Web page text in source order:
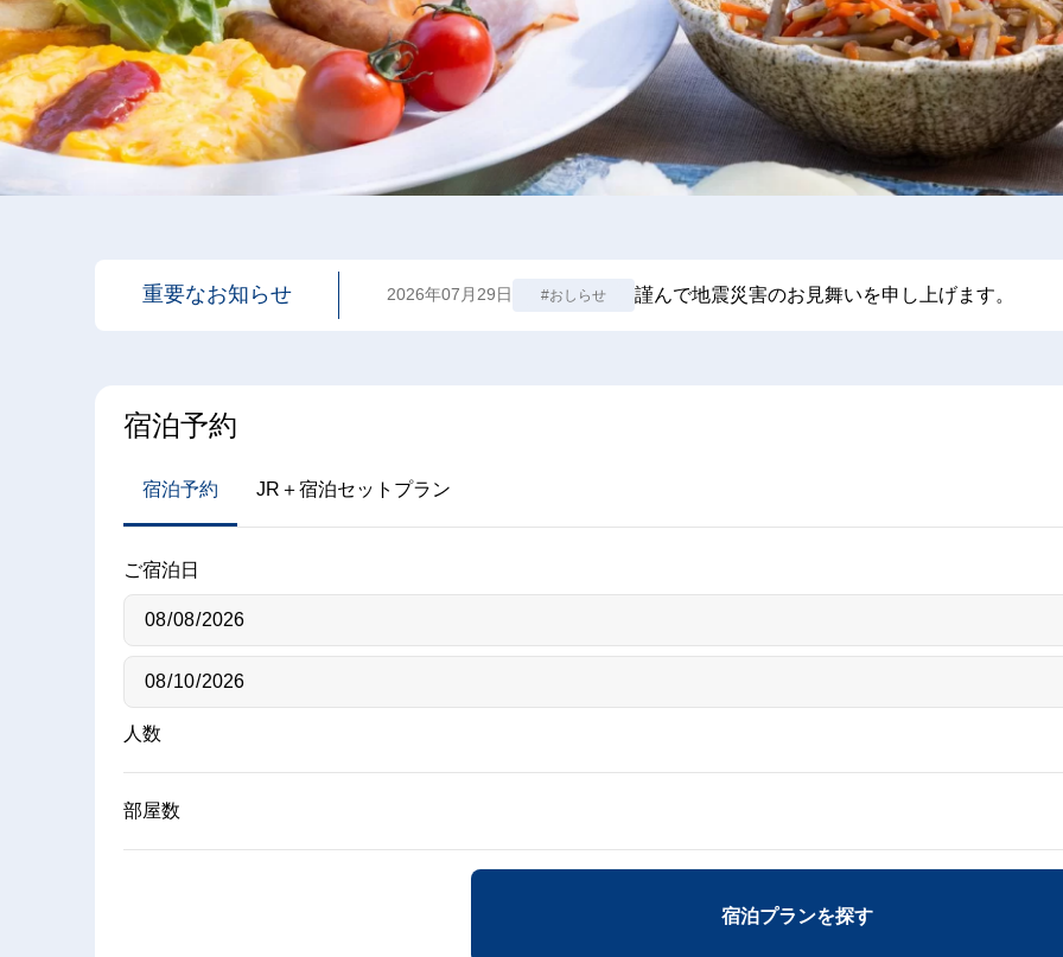
重要なお知らせ 2026年07月29日 #おしらせ 謹んで地震災害のお見舞いを申し上げます。
宿泊予約
宿泊予約 JR＋宿泊セットプラン
ご宿泊日
人数
部屋数
宿泊プランを探す